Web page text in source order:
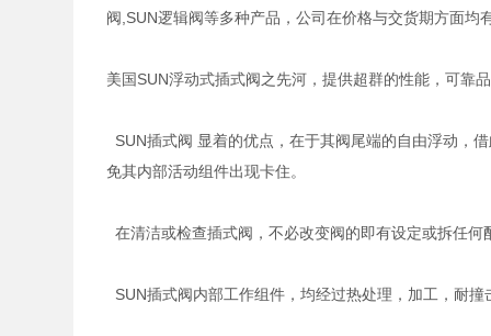
阀,SUN逻辑阀等多种产品，公司在价格与交货期方面均
美国SUN浮动式插式阀之先河，提供超群的性能，可靠
SUN插式阀 显着的优点，在于其阀尾端的自由浮动，
免其内部活动组件出现卡住。
在清洁或检查插式阀，不必改变阀的即有设定或拆任何
SUN插式阀内部工作组件，均经过热处理，加工，耐